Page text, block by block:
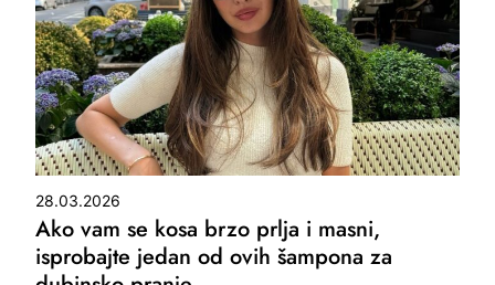
28.03.2026
Ako vam se kosa brzo prlja i masni,
isprobajte jedan od ovih šampona za